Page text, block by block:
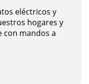
eléctricos y
hogares y
mandos a